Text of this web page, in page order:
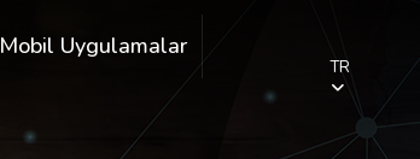
Mobil Uygulamalar
TR